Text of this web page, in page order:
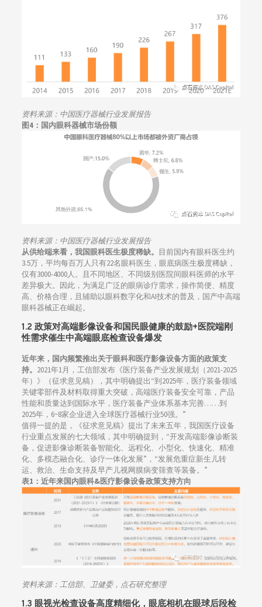
资料来源： 中国医疗器械行业发展报告
图4：国内眼科器械市场份额
资料来源： 中国医疗器械行业发展报告
从供给端来看，我国眼科医生极度稀缺。 目前国内有眼科医生约
3.5万，平均每百万人只有22名眼科医生，眼底病医生极度稀缺，
仅有3000-4000人。且不同地区、不同级别医院间眼科医师的水平
差异极大。因此，为满足广泛的眼病诊疗需求，操作简便、精度
高、价格合理，且辅助以眼科数字化和AI技术的普及，国产中高端
眼科器械正在崛起。
1.2 政策对高端影像设备和国民眼健康的鼓励+医院端刚
性需求催生中高端眼底检查设备爆发
近年来，国内频繁推出关于眼科和医疗影像设备方面的政策支
持。 2021年1月，工信部发布《医疗装备产业发展规划（2021-2025
年）》（征求意见稿），其中明确提出“到2025年，医疗装备领域
关键零部件及材料取得重大突破，高端医疗装备安全可靠，产品
性能和质量达到国际水平，医疗装备产业体系基本完善……到
2025年，6~8家企业进入全球医疗器械行业50强。”
值得一提的是，《征求意见稿》提出了未来五年，我国医疗设备
行业重点发展的七大领域，其中明确提到，“开发高端影像诊断装
备，促进影像诊断装备智能化、远程化、小型化、快速化、精准
化、多模态融合化、诊疗一体化发展”，“发展危重症新生儿转
运、救治、生命支持及早产儿视网膜病变筛查等装备。”
表1：近年来国内眼科&医疗影像设备政策支持方向
资料来源： 工信部、卫健委，点石研究整理
1.3 眼视光检查设备高度精细化，眼底相机在眼球后段检